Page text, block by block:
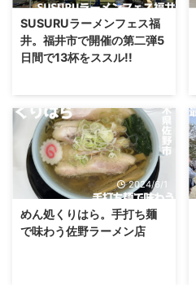
SUSURUラーメンフェス福
井。福井市で開催の第二弾5
日間で13杯をススル!!
2024/6/1
めん処くりはら。手打ち麺
で味わう佐野ラーメン店